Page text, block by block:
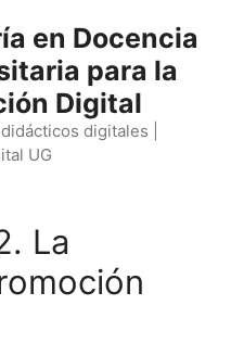
en Docencia
para la
Digital
digitales |
UG
La